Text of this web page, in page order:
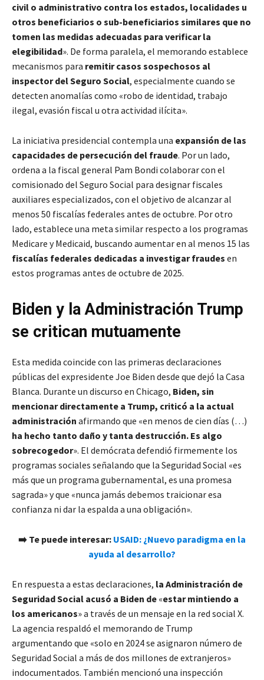
civil o administrativo contra los estados, localidades u
otros beneficiarios o sub-beneficiarios similares que no
tomen las medidas adecuadas para verificar la
elegibilidad». De forma paralela, el memorando establece
mecanismos para remitir casos sospechosos al
inspector del Seguro Social, especialmente cuando se
detecten anomalías como «robo de identidad, trabajo
ilegal, evasión fiscal u otra actividad ilícita».
La iniciativa presidencial contempla una expansión de las
capacidades de persecución del fraude. Por un lado,
ordena a la fiscal general Pam Bondi colaborar con el
comisionado del Seguro Social para designar fiscales
auxiliares especializados, con el objetivo de alcanzar al
menos 50 fiscalías federales antes de octubre. Por otro
lado, establece una meta similar respecto a los programas
Medicare y Medicaid, buscando aumentar en al menos 15 las
fiscalías federales dedicadas a investigar fraudes en
estos programas antes de octubre de 2025.
Biden y la Administración Trump
se critican mutuamente
Esta medida coincide con las primeras declaraciones
públicas del expresidente Joe Biden desde que dejó la Casa
Blanca. Durante un discurso en Chicago, Biden, sin
mencionar directamente a Trump, criticó a la actual
administración afirmando que «en menos de cien días (…)
ha hecho tanto daño y tanta destrucción. Es algo
sobrecogedor». El demócrata defendió firmemente los
programas sociales señalando que la Seguridad Social «es
más que un programa gubernamental, es una promesa
sagrada» y que «nunca jamás debemos traicionar esa
confianza ni dar la espalda a una obligación».
➡️ Te puede interesar: USAID: ¿Nuevo paradigma en la
ayuda al desarrollo?
En respuesta a estas declaraciones, la Administración de
Seguridad Social acusó a Biden de «estar mintiendo a
los americanos» a través de un mensaje en la red social X.
La agencia respaldó el memorando de Trump
argumentando que «solo en 2024 se asignaron número de
Seguridad Social a más de dos millones de extranjeros»
indocumentados. También mencionó una inspección